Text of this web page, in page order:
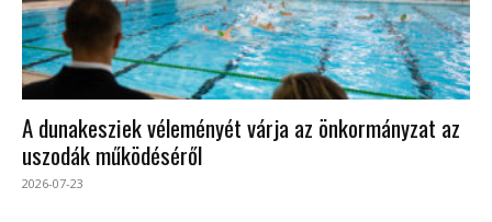
A dunakesziek véleményét várja az önkormányzat az
uszodák működéséről
2026-07-23